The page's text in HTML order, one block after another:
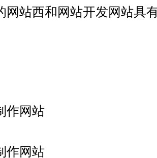
网站西和网站开发网站具
作网站
作网站